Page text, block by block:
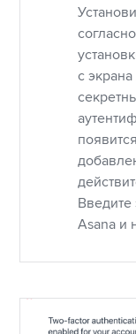
с
Введите
Asana и